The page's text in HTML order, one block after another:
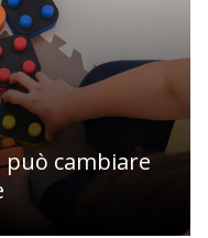
può cambiare